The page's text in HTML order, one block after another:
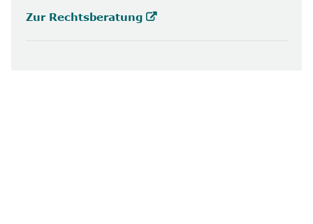
Zur Rechtsberatung